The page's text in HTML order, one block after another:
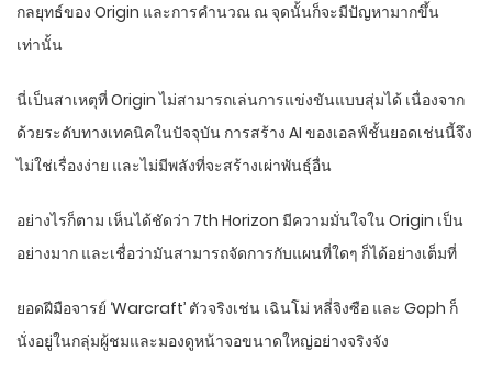
กลยุทธ์ของ Origin และการคำนวณ ณ จุดนั้นก็จะมีปัญหามากขึ้น
เท่านั้น
นี่เป็นสาเหตุที่ Origin ไม่สามารถเล่นการแข่งขันแบบสุ่มได้ เนื่องจาก
ด้วยระดับทางเทคนิคในปัจจุบัน การสร้าง AI ของเอลฟ์ชั้นยอดเช่นนี้จึง
ไม่ใช่เรื่องง่าย และไม่มีพลังที่จะสร้างเผ่าพันธุ์อื่น
อย่างไรก็ตาม เห็นได้ชัดว่า 7th Horizon มีความมั่นใจใน Origin เป็น
อย่างมาก และเชื่อว่ามันสามารถจัดการกับแผนที่ใดๆ ก็ได้อย่างเต็มที่
ยอดฝีมือจารย์ ‘Warcraft’ ตัวจริงเช่น เฉินโม่ หลี่จิงซือ และ Goph ก็
นั่งอยู่ในกลุ่มผู้ชมและมองดูหน้าจอขนาดใหญ่อย่างจริงจัง